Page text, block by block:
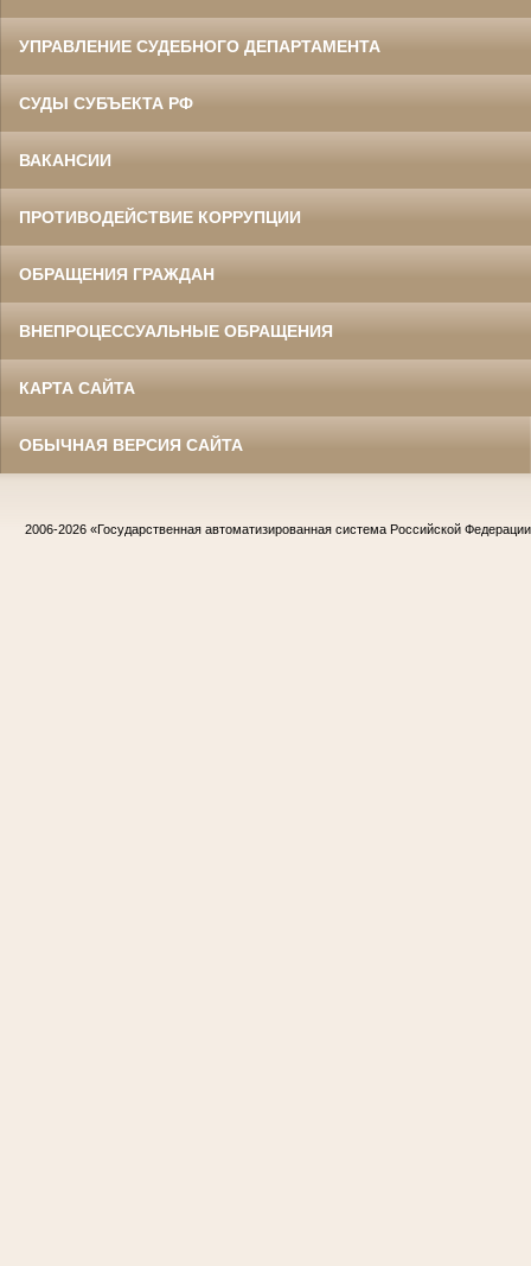
УПРАВЛЕНИЕ СУДЕБНОГО ДЕПАРТАМЕНТА
СУДЫ СУБЪЕКТА РФ
ВАКАНСИИ
ПРОТИВОДЕЙСТВИЕ КОРРУПЦИИ
ОБРАЩЕНИЯ ГРАЖДАН
ВНЕПРОЦЕССУАЛЬНЫЕ ОБРАЩЕНИЯ
КАРТА САЙТА
ОБЫЧНАЯ ВЕРСИЯ САЙТА
2006-2026 «Государственная автоматизированная система Российской